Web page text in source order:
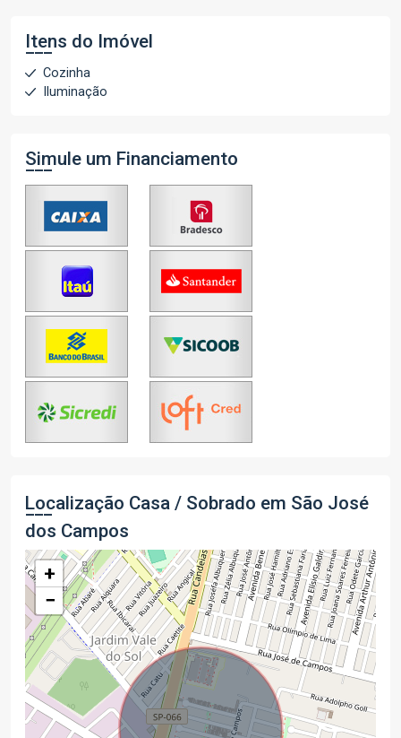
Itens do Imóvel
Cozinha
Iluminação
Simule um Financiamento
Localização Casa / Sobrado em São José
dos Campos
+
−